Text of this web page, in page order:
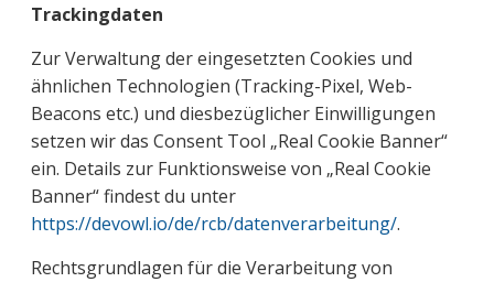
Trackingdaten
Zur Verwaltung der eingesetzten Cookies und
ähnlichen Technologien (Tracking-Pixel, Web-
Beacons etc.) und diesbezüglicher Einwilligungen
setzen wir das Consent Tool „Real Cookie Banner“
ein. Details zur Funktionsweise von „Real Cookie
Banner“ findest du unter
https://devowl.io/de/rcb/datenverarbeitung/.
Rechtsgrundlagen für die Verarbeitung von